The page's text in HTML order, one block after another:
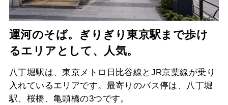
運河のそば。ぎりぎり東京駅まで歩け
るエリアとして、人気。
八丁堀駅は、東京メトロ日比谷線とJR京葉線が乗り
入れているエリアです。最寄りのバス停は、八丁堀
駅、桜橋、亀頭橋の3つです。